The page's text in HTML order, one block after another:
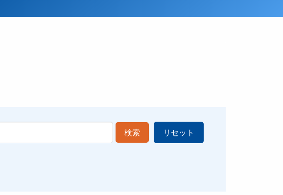
検索 リセット